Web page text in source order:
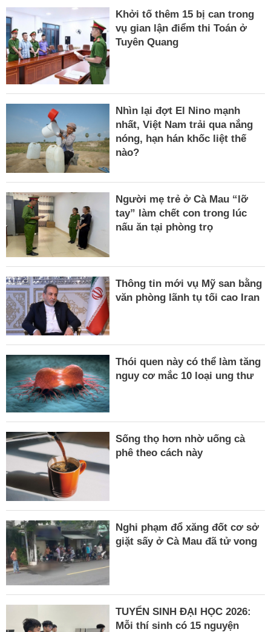
Khởi tố thêm 15 bị can trong
vụ gian lận điểm thi Toán ở
Tuyên Quang
Nhìn lại đợt El Nino mạnh
nhất, Việt Nam trải qua nắng
nóng, hạn hán khốc liệt thế
nào?
Người mẹ trẻ ở Cà Mau “lỡ
tay” làm chết con trong lúc
nấu ăn tại phòng trọ
Thông tin mới vụ Mỹ san bằng
văn phòng lãnh tụ tối cao Iran
Thói quen này có thể làm tăng
nguy cơ mắc 10 loại ung thư
Sống thọ hơn nhờ uống cà
phê theo cách này
Nghi phạm đổ xăng đốt cơ sở
giặt sấy ở Cà Mau đã tử vong
TUYỂN SINH ĐẠI HỌC 2026:
Mỗi thí sinh có 15 nguyện